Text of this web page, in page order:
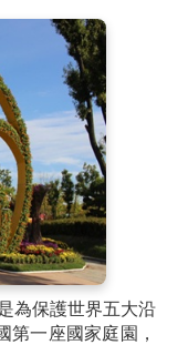
為保護世界五大沿
第一座國家庭園，